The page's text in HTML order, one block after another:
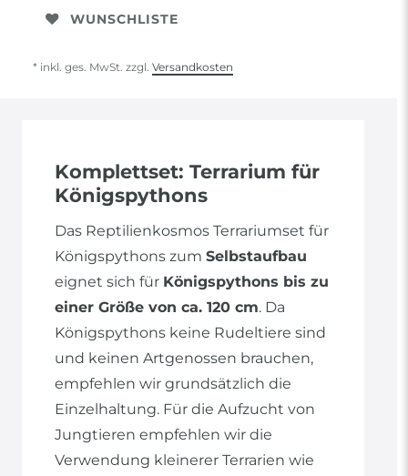
WUNSCHLISTE
* inkl. ges. MwSt. zzgl. Versandkosten
Komplettset: Terrarium für
Königspythons
Das Reptilienkosmos Terrariumset für
Königspythons zum Selbstaufbau
eignet sich für Königspythons bis zu
einer Größe von ca. 120 cm. Da
Königspythons keine Rudeltiere sind
und keinen Artgenossen brauchen,
empfehlen wir grundsätzlich die
Einzelhaltung. Für die Aufzucht von
Jungtieren empfehlen wir die
Verwendung kleinerer Terrarien wie